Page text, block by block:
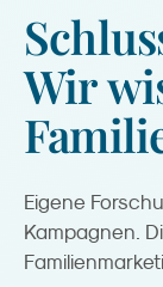
Wir
Eigene
Kampagnen.